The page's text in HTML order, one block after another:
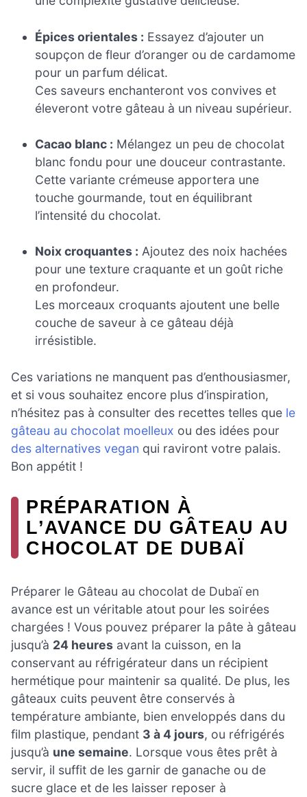
Épices orientales : Essayez d’ajouter un
soupçon de fleur d’oranger ou de cardamome
pour un parfum délicat.
Ces saveurs enchanteront vos convives et
éleveront votre gâteau à un niveau supérieur.
Cacao blanc : Mélangez un peu de chocolat
blanc fondu pour une douceur contrastante.
Cette variante crémeuse apportera une
touche gourmande, tout en équilibrant
l’intensité du chocolat.
Noix croquantes : Ajoutez des noix hachées
pour une texture craquante et un goût riche
en profondeur.
Les morceaux croquants ajoutent une belle
couche de saveur à ce gâteau déjà
irrésistible.
Ces variations ne manquent pas d’enthousiasmer,
et si vous souhaitez encore plus d’inspiration,
n’hésitez pas à consulter des recettes telles que le
gâteau au chocolat moelleux ou des idées pour
des alternatives vegan qui raviront votre palais.
Bon appétit !
PRÉPARATION À
L’AVANCE DU GÂTEAU AU
CHOCOLAT DE DUBAÏ
Préparer le Gâteau au chocolat de Dubaï en
avance est un véritable atout pour les soirées
chargées ! Vous pouvez préparer la pâte à gâteau
jusqu’à 24 heures avant la cuisson, en la
conservant au réfrigérateur dans un récipient
hermétique pour maintenir sa qualité. De plus, les
gâteaux cuits peuvent être conservés à
température ambiante, bien enveloppés dans du
film plastique, pendant 3 à 4 jours, ou réfrigérés
jusqu’à une semaine. Lorsque vous êtes prêt à
servir, il suffit de les garnir de ganache ou de
sucre glace et de les laisser reposer à